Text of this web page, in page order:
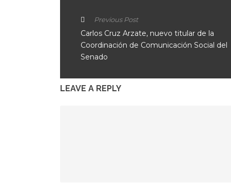
Previous Post
Carlos Cruz Arzate, nuevo titular de la
Coordinación de Comunicación Social del
Senado
LEAVE A REPLY